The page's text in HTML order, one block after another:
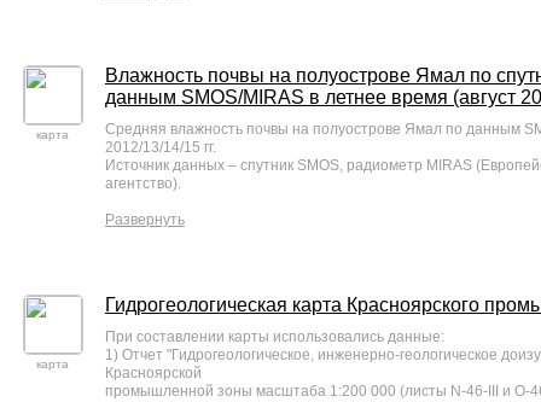
карта
Влажность почвы на полуострове Ямал по
данным SMOS/MIRAS в летнее время (август
Средняя влажность почвы на полуострове Ямал по данным
2012/13/14/15 гг.
Источник данных – спутник SMOS, радиометр MIRAS
агентство).
Развернуть
карта
Гидрогеологическая карта Красноярского
При составлении карты использовались данные:
1) Отчет "Гидрогеологическое, инженерно-геологическое
Красноярской
промышленной зоны масштаба 1:200 000 (листы N-46-III и O-